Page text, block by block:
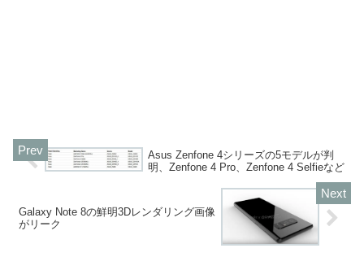
Asus Zenfone 4シリーズの5モデルが判
明、Zenfone 4 Pro、Zenfone 4 Selfieなど
Galaxy Note 8の鮮明3Dレンダリング画像
がリーク